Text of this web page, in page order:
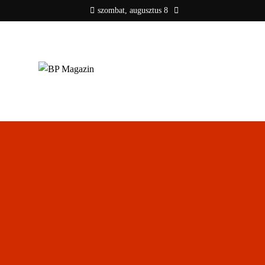
szombat, augusztus 8